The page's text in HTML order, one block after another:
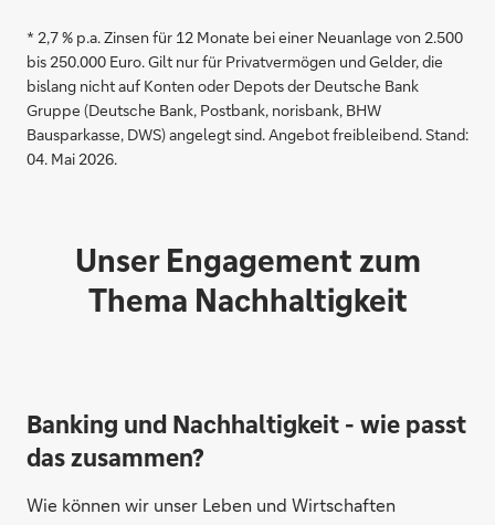
* 2,7 % p.a. Zinsen für 12 Monate bei einer Neuanlage von 2.500
bis 250.000 Euro. Gilt nur für Privatvermögen und Gelder, die
bislang nicht auf Konten oder Depots der Deutsche Bank
Gruppe (Deutsche Bank, Postbank, norisbank, BHW
Bausparkasse, DWS) angelegt sind. Angebot freibleibend. Stand:
04. Mai 2026.
Unser Engagement zum
Thema Nachhaltigkeit
Banking und Nachhaltigkeit - wie passt
das zusammen?
Wie können wir unser Leben und Wirtschaften